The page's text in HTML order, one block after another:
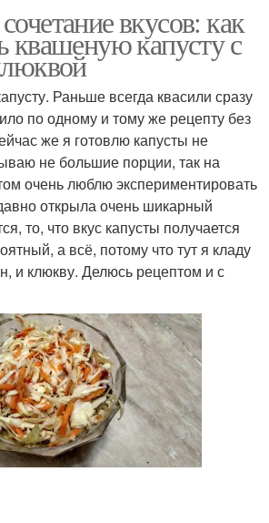
вкусов: как
квашеную капусту с
Раньше всегда квасили сразу
по одному и тому же рецепту без
же я готовлю капусты не
не большие порции, так на
очень люблю экспериментировать
открыла очень шикарный
то, что вкус капусты получается
а всё, потому что тут я кладу
и клюкву. Делюсь рецептом и с